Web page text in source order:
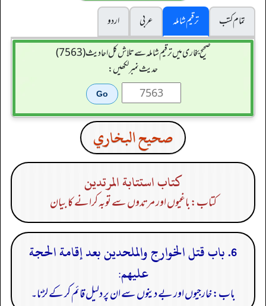
تمام کتب
ترقیم شاملہ عربی
اردو
صحیح بخاری میں ترقیم شاملہ سے تلاش کل احادیث (7563)
حدیث نمبر لکھیں:
صحيح البخاري
كتاب استتابة المرتدين
کتاب: باغیوں اور مرتدوں سے توبہ کرانے کا بیان
6. باب قتل الخوارج والملحدين بعد إقامة الحجة
عليهم:
باب: خارجیوں اور بے دینوں سے ان پر دلیل قائم کر کے لڑنا۔